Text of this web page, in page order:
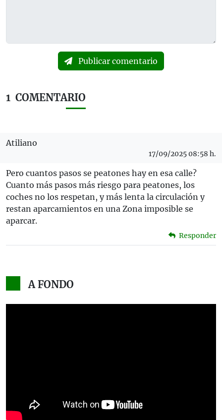
Publicar comentario
1 COMENTARIO
Atiliano
17/09/2025 08:58 h.
Pero cuantos pasos se peatones hay en esa calle?
Cuanto más pasos más riesgo para peatones, los
coches no los respetan, y más lenta la circulación y
restan aparcamientos en una Zona imposible se
aparcar.
Responder
A FONDO